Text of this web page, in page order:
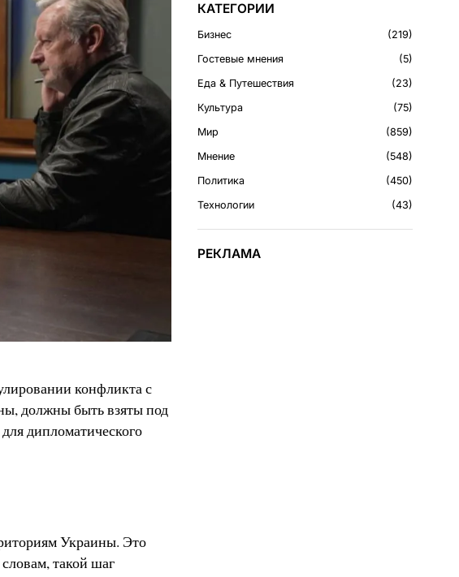
конфликта с
должны быть взяты под
дипломатического
Украины. Это
такой шаг
КАТЕГОРИИ
Бизнес
219
Гостевые мнения
5
Еда & Путешествия
23
Культура
75
Мир
859
Мнение
548
Политика
450
Технологии
43
РЕКЛАМА